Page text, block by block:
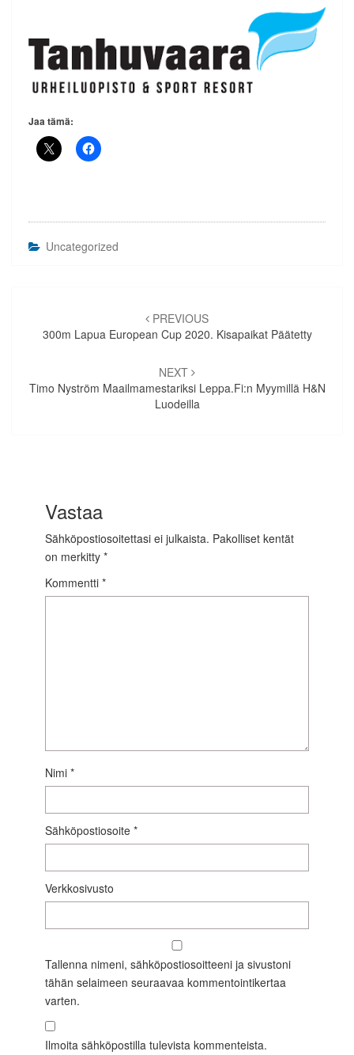
Jaa tämä:
Uncategorized
selaus
PREVIOUS
300m Lapua European Cup 2020. Kisapaikat Päätetty
NEXT
Timo Nyström Maailmamestariksi Leppa.fi:n Myymillä H&N
Luodeilla
Vastaa
Sähköpostiosoitettasi ei julkaista. Pakolliset kentät
on merkitty *
Kommentti *
Nimi *
Sähköpostiosoite *
Verkkosivusto
Tallenna nimeni, sähköpostiosoitteeni ja sivustoni
tähän selaimeen seuraavaa kommentointikertaa
varten.
Ilmoita sähköpostilla tulevista kommenteista.